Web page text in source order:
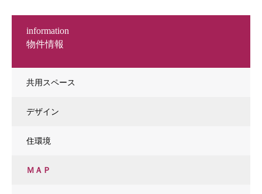
物件情報
information
共用スペース
デザイン
住環境
ＭＡＰ